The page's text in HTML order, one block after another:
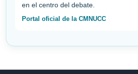
en el centro del debate.
Portal oficial de la CMNUCC